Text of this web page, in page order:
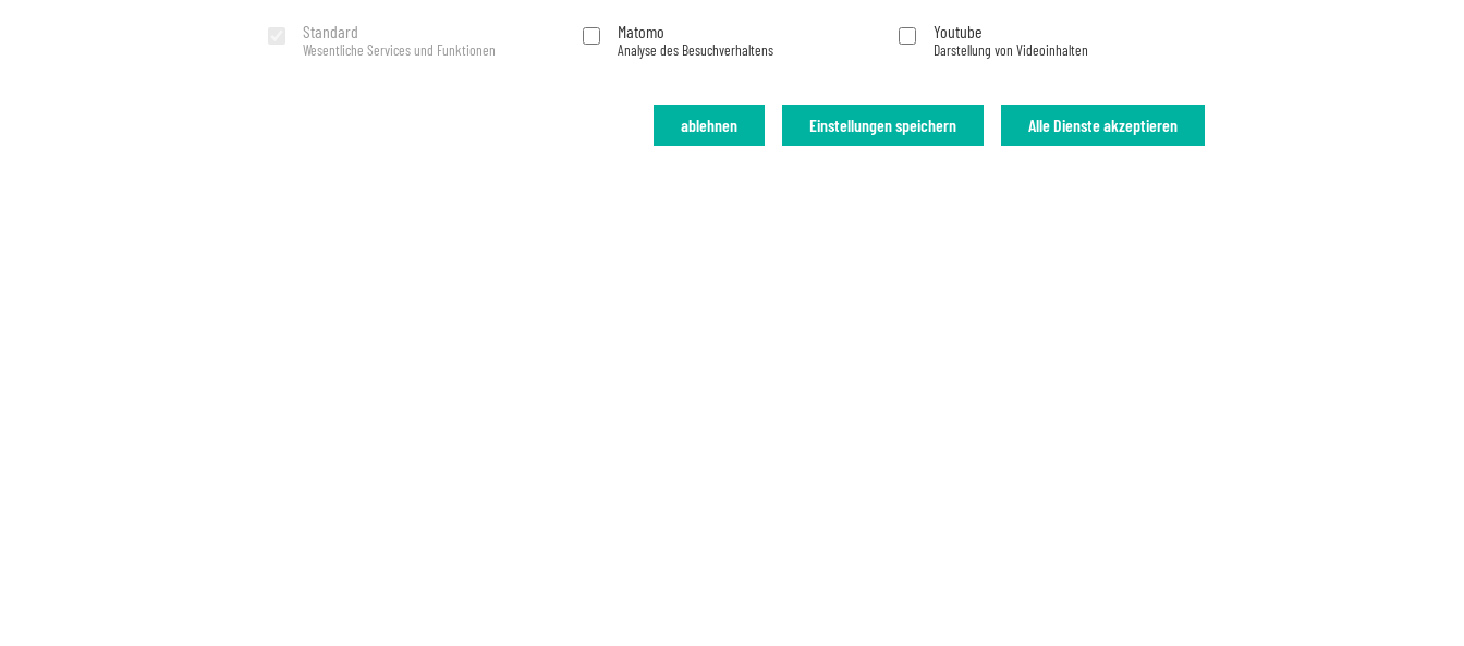
Standard
Wesentliche Services und Funktionen
Matomo
Analyse des Besuchverhaltens
Youtube
Darstellung von Videoinhalten
Alle Dienste akzeptieren
Einstellungen speichern
ablehnen